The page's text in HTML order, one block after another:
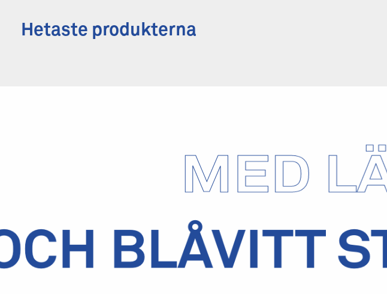
Hetaste produkterna